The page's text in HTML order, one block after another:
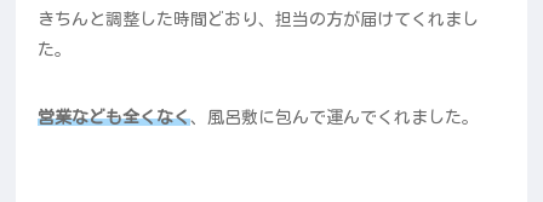
きちんと調整した時間どおり、担当の方が届けてくれまし
た。
営業なども全くなく、風呂敷に包んで運んでくれました。